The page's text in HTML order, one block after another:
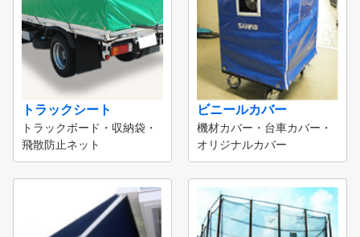
トラックシート
トラックボード・収納袋・
飛散防止ネット
ビニールカバー
機材カバー・台車カバー・
オリジナルカバー